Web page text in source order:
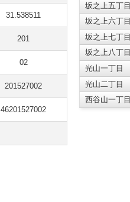
31.538511
201
02
201527002
46201527002
坂之上五丁目
坂之上六丁目
坂之上七丁目
坂之上八丁目
光山一丁目
光山二丁目
西谷山一丁目